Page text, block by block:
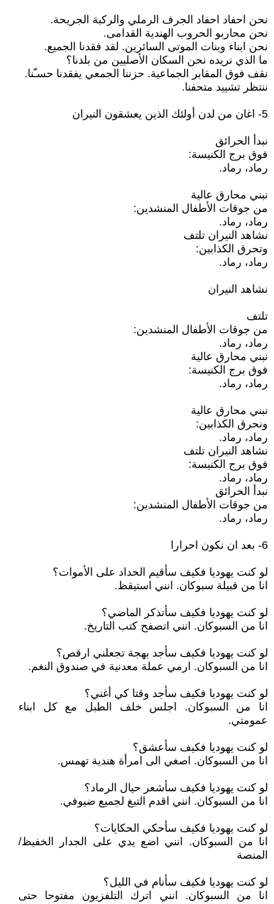
نحن احفاد احفاد الجرف الرملي والركبة الجريحة.
نحن محاربو الحروب الهندية القدامى.
نحن ابناء وبنات الموتى السائرين. لقد فقدنا الجميع.
ما الذي نريده نحن السكان الأصليين من بلدنا؟
نقف فوق المقابر الجماعية. حزننا الجمعي يفقدنا حسـّنا.
ننتظر تشييد متحفنا.
5- اغان من لدن أولئك الذين يعشقون النيران
نبدأ الحرائق
فوق برج الكنيسة:
رماد، رماد.
نبني محارق عالية
من جوقات الأطفال المنشدين:
رماد، رماد.
نشاهد النيران تلتف
وتحرق الكذابين:
رماد، رماد.
نشاهد النيران
تلتف
من جوقات الأطفال المنشدين:
رماد، رماد.
نبني محارق عالية
فوق برج الكنيسة:
رماد، رماد.
نبني محارق عالية
ونحرق الكذابين:
رماد، رماد.
نشاهد النيران تلتف
فوق برج الكنيسة:
رماد، رماد.
نبدأ الحرائق
من جوقات الأطفال المنشدين:
رماد، رماد.
6- بعد ان نكون احرارا
لو كنت يهوديا فكيف سأقيم الحداد على الأموات؟
انا من قبيلة سبوكان. انني استيقظ.
لو كنت يهوديا فكيف سأتذكر الماضي؟
انا من السبوكان. انني اتصفح كتب التاريخ.
لو كنت يهوديا فكيف سأجد بهجة تجعلني ارقص؟
انا من السبوكان. ارمي عملة معدنية في صندوق النغم.
لو كنت يهوديا فكيف سأجد وقتا كي أغني؟
انا من السبوكان. اجلس خلف الطبل مع كل ابناء
عمومتي.
لو كنت يهوديا فكيف سأعشق؟
انا من السبوكان. اصغي الى امرأة هندية تهمس.
لو كنت يهوديا فكيف سأشعر حيال الرماد؟
انا من السبوكان. انني اقدم التبغ لجميع ضيوفي.
لو كنت يهوديا فكيف سأحكي الحكايات؟
انا من السبوكان. انني اضع يدي على الجدار الخفيظ/
المنصة
لو كنت يهوديا فكيف سأنام في الليل؟
انا من السبوكان. انني اترك التلفزيون مفتوحا حتى